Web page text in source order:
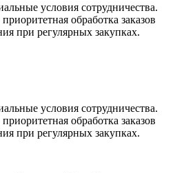
условия сотрудничества.
обработка заказов
при регулярных закупках.
условия сотрудничества.
обработка заказов
при регулярных закупках.